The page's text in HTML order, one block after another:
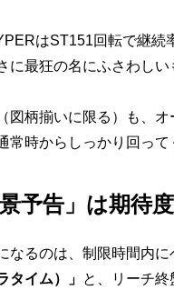
はST151回転で継続
に最狂の名にふさわしい
柄揃いに限る）も、オ
常時からしっかり回って
予告」は期待
るのは、制限時間内
タイム）」 と、リーチ